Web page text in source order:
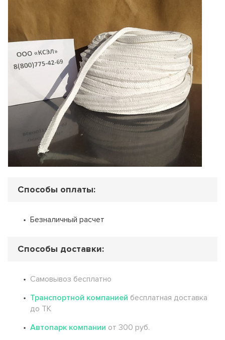
Способы оплаты:
Безналичный расчет
Способы доставки:
Самовывоз бесплатно
Транспортной компанией бесплатная доставка
до ТК
Автопарк компании от 300 руб.